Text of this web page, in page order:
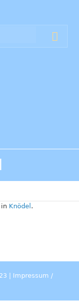
Knödel .
| Impressum /